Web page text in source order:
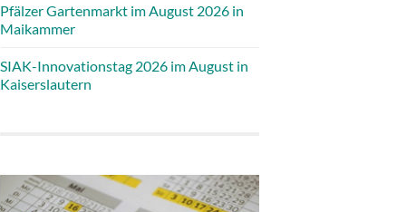
Pfälzer Gartenmarkt im August 2026 in
Maikammer
SIAK-Innovationstag 2026 im August in
Kaiserslautern